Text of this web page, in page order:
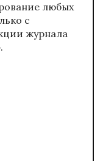
любых
с
журнала